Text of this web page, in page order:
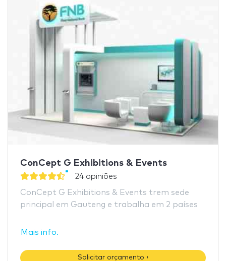
ConCept G Exhibitions & Events
24 opiniões
ConCept G Exhibitions & Events trem sede
principal em Gauteng e trabalha em 2 países
Mais info.
Solicitar orçamento ›